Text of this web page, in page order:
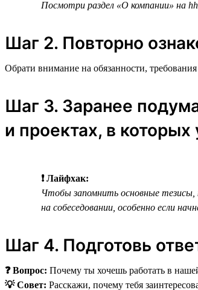
Посмотри раздел «О компании» на
Шаг 2. Повторно
Обрати внимание на обязанности,
Шаг 3. Заранее
и проектах, в которых
❗ Лайфхак:
Чтобы запомнить основные тезисы,
на собеседовании, особенно если
Шаг 4. Подготовь
❓ Вопрос: Почему ты хочешь работать в
💡 Совет: Расскажи, почему тебя